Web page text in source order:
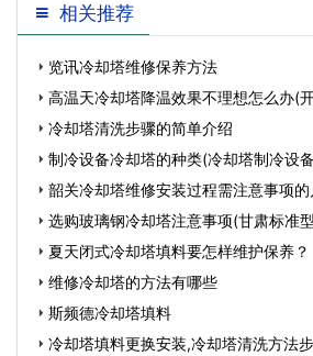
相关推荐
览讯冷却塔维修保养方法
高温天冷却塔降温效果不理想怎么办(
多 冷却塔清洗步骤的简单介绍
制冷设备冷却塔的种类(冷却塔制冷设
韶关冷却塔维修安装过程需注意事项
参 选购玻璃钢冷却塔注意事项(甘肃标准
夏天闭式冷却塔填料要怎样维护保养？
维修冷却塔的方法有哪些
斯频德冷却塔填料
冷却塔填料更换安装,冷却塔清洗方法